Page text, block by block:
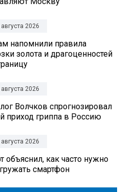
2026
напомнили правила
золота и драгоценностей
2026
Волчков спрогнозировал
приход гриппа в Россию
2026
объяснил, как часто нужно
смартфон